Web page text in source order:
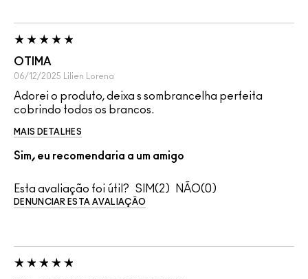
OTIMA
06/12/2025 Lilien Lorena
Adorei o produto, deixa s sombrancelha perfeita
cobrindo todos os brancos.
MAIS DETALHES
Sim, eu recomendaria a um amigo
Esta avaliação foi útil? 2 0
DENUNCIAR ESTA AVALIAÇÃO